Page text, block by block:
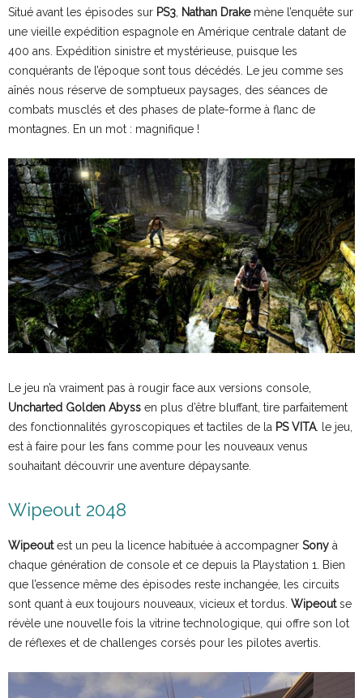
Situé avant les épisodes sur PS3 Nathan Drakemène l’enquête sur
une vieille expédition espagnole en Amérique centrale datant de
400 ans. Expédition sinistre et mystérieuse, puisque les
conquérants de l’époque sont tous décédés. Le jeu comme ses
aînés nous réserve de somptueux paysages, des séances de
combats musclés et des phases de plate-forme à flanc de
montagnes. En un mot : magnifique !
Le jeu n’a vraiment pas à rougir face aux versions console,
Uncharted Golden Abyss en plus d’être bluffant, tire parfaitement
des fonctionnalités gyroscopiques et tactiles de la PS VITA. le jeu,
est à faire pour les fans comme pour les nouveaux venus
souhaitant découvrir une aventure dépaysante.
Wipeout 2048
Wipeoutest un peu la licence habituée à accompagner Sony à
chaque génération de console et ce depuis la Playstation 1. Bien
que l’essence même des épisodes reste inchangée, les circuits
sont quant à eux toujours nouveaux, vicieux et tordus. Wipeoutse
révèle une nouvelle fois la vitrine technologique, qui offre son lot
de réflexes et de challenges corsés pour les pilotes avertis.